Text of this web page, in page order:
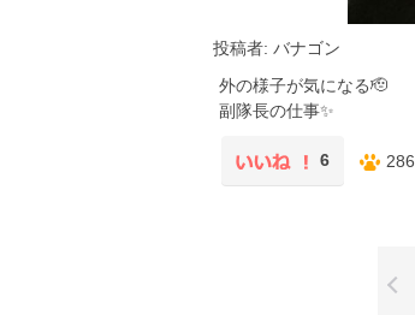
投稿者: バナゴン
外の様子が気になる🫡
副隊長の仕事✨
6 286